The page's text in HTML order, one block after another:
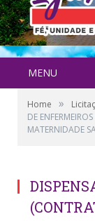
MENU
Home »
DE
MATERNIDADE